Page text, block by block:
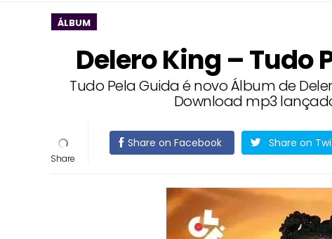
ÁLBUM
Delero King – Tudo
Tudo Pela Guida é novo Álbum de
Download mp3
Share on Facebook Share on